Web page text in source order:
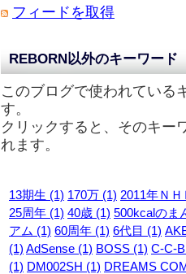
フィードを取得
REBORN以外のキーワード
このブログで使われている
す。
クリックすると、そのキー
れます。
13期生 (1) 170万 (1) 2011年Ｎ
25周年 (1) 40歳 (1) 500kcalのま
アム (1) 60周年 (1) 6代目 (1)
(1) AdSense (1) BOSS (1) C-C-
(1) DM002SH (1) DREAMS